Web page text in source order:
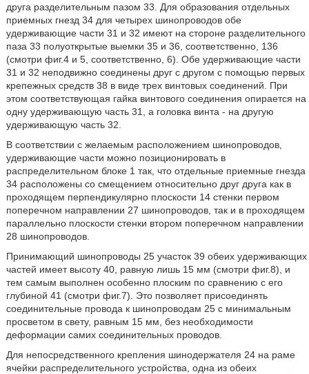
друга разделительным пазом 33. Для образования отдельных
приемных гнезд 34 для четырех шинопроводов обе
удерживающие части 31 и 32 имеют на стороне разделительного
паза 33 полуоткрытые выемки 35 и 36, соответственно, 136
(смотри фиг.4 и 5, соответственно, 6). Обе удерживающие части
31 и 32 неподвижно соединены друг с другом с помощью первых
крепежных средств 38 в виде трех винтовых соединений. При
этом соответствующая гайка винтового соединения опирается на
одну удерживающую часть 31, а головка винта - на другую
удерживающую часть 32.
В соответствии с желаемым расположением шинопроводов,
удерживающие части можно позиционировать в
распределительном блоке 1 так, что отдельные приемные гнезда
34 расположены со смещением относительно друг друга как в
проходящем перпендикулярно плоскости 14 стенки первом
поперечном направлении 27 шинопроводов, так и в проходящем
параллельно плоскости стенки втором поперечном направлении
28 шинопроводов.
Принимающий шинопроводы 25 участок 39 обеих удерживающих
частей имеет высоту 40, равную лишь 15 мм (смотри фиг.8), и
тем самым выполнен особенно плоским по сравнению с его
глубиной 41 (смотри фиг.7). Это позволяет присоединять
соединительные провода к шинопроводам 25 с минимальным
просветом в свету, равным 15 мм, без необходимости
деформации самих соединительных проводов.
Для непосредственного крепления шинодержателя 24 на раме
ячейки распределительного устройства, одна из обеих